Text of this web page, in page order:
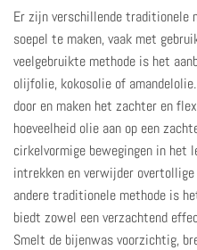
Er zijn verschillende traditionele
soepel te maken, vaak met
veelgebruikte methode is het
olijfolie, kokosolie of
door en maken het zachter en
hoeveelheid olie aan op een
cirkelvormige bewegingen in het
intrekken en verwijder
andere traditionele methode is
biedt zowel een verzachtend
Smelt de bijenwas voorzichtig,